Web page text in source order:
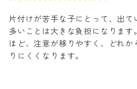
片付けが苦手な子にとって、出
多いことは大きな負担になります
ほど、注意が移りやすく、どれか
りにくくなります。